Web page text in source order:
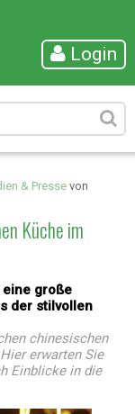
Login
& Pressevon
Küche im
eine große
der stilvollen
chinesischen
erwarten Sie
Einblicke in die